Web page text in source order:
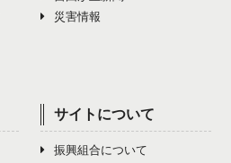
災害情報
サイトについて
振興組合について